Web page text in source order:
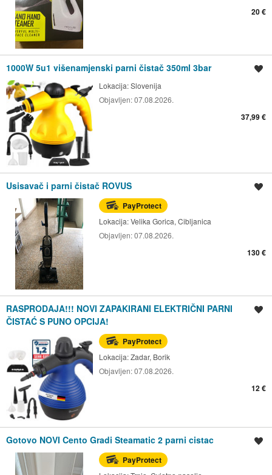
20 €
1000W 5u1 višenamjenski parni čistač 350ml 3bar
Lokacija:Slovenija
Objavljen:07.08.2026.
37,99 €
Usisavač i parni čistač ROVUS
PayProtect
Lokacija:Velika Gorica, Cibljanica
Objavljen:07.08.2026.
130 €
RASPRODAJA!!! NOVI ZAPAKIRANI ELEKTRIČNI PARNI
ČISTAĆ S PUNO OPCIJA!
PayProtect
Lokacija:Zadar, Borik
Objavljen:07.08.2026.
12 €
Gotovo NOVI Cento Gradi Steamatic 2 parni cistac
PayProtect